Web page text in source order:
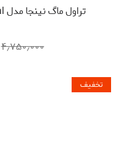
تراول ماگ نینجا مدل metal گنجایش 650 میلی لیتر
۴٫۷۵۰٫۰۰۰
تخفیف